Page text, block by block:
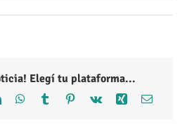
Elegí tu plataforma...
LinkedInWhatsApp
Tumblr Pinterest
Vk Xing Correo